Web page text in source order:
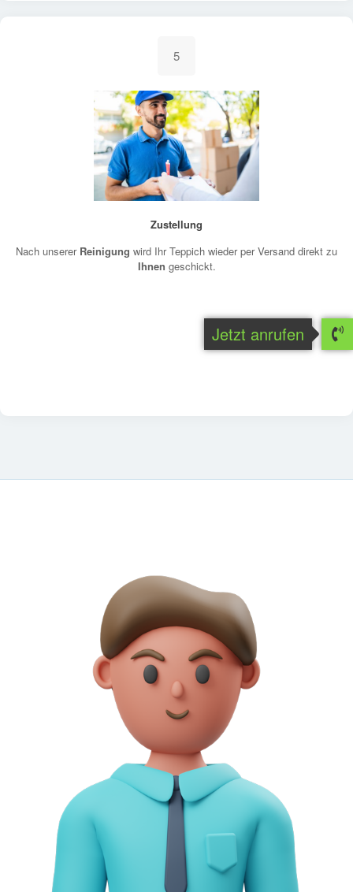
5
Zustellung
Nach unserer Reinigung wird Ihr Teppich wieder per Versand direkt zu
Ihnen geschickt.
Jetzt anrufen